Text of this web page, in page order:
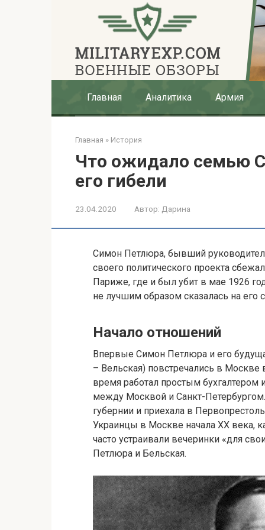
Главная Аналитика Армия
Главная » История
Что ожидало семью
его гибели
23.04.2020 Автор: Дарина
Симон Петлюра, бывший
своего политического проекта
Париже, где и был убит в мае 1926
не лучшим образом сказалась на его
Начало отношений
Впервые Симон Петлюра и его
– Вельская) повстречались в
время работал простым бухгалтером
между Москвой и Санкт-
губернии и приехала в
Украинцы в Москве начала ХХ века,
часто устраивали вечеринки «для
Петлюра и Бельская.